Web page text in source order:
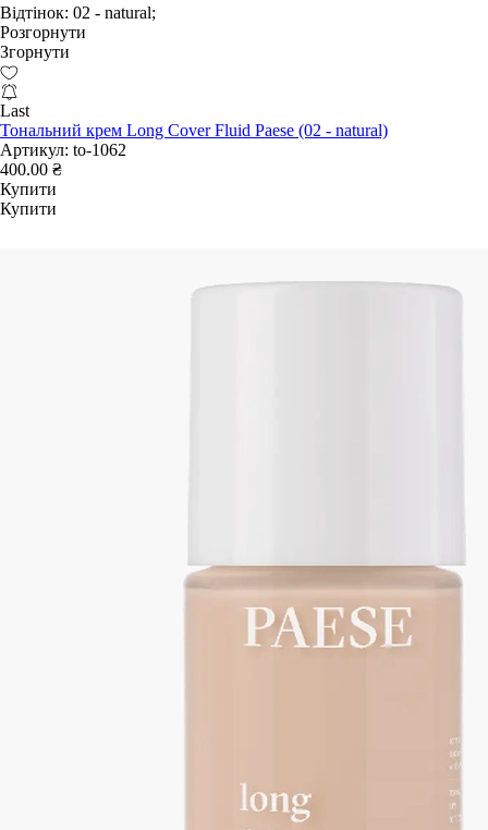
Відтінок: 02 - natural;
Розгорнути
Згорнути
Last
Тональний крем Long Cover Fluid Paese (02 - natural)
Артикул: to-1062
400.00 ₴
Купити
Купити